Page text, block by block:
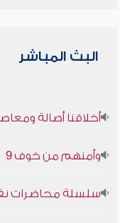
البث المباشر
أخلاقنا أصالة
وأمنهم من خوف 9
سلسلة محاضرات